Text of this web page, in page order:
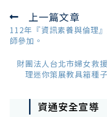
Read
more
articles
上一篇文章
112年『資訊素養與倫理
師參加。
財團法人台北市婦女救
理迷你策展教具箱種
資通安全宣導